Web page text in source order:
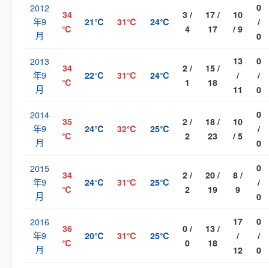
2012
年9
月
34
℃
21℃ 31℃ 24℃
3 /
4
17 /
17
10
/ 9
0
/
0
2013
年9
月
34
℃
22℃ 31℃ 24℃
2 /
1
15 /
18
13
/
11
0
/
0
2014
年9
月
35
℃
24℃ 32℃ 25℃
2 /
2
18 /
23
10
/ 5
0
/
0
2015
年9
月
34
℃
24℃ 31℃ 25℃
2 /
2
20 /
19
8 /
9
0
/
0
2016
年9
月
36
℃
20℃ 31℃ 25℃
0 /
0
13 /
18
17
/
12
0
/
0